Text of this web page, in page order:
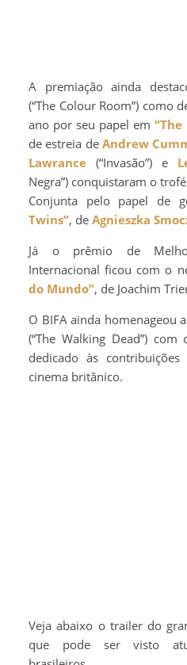
A premiação ainda
(“The Colour Room”) como
ano por seu papel em “The
de estreia de Andrew
Lawrance (“Invasão”) e
Negra”) conquistaram o
Conjunta pelo papel de
Twins”, de Agnieszka
Já o prêmio de
Internacional ficou com o
do Mundo”, de Joachim
O BIFA ainda homenageou
(“The Walking Dead”)
dedicado às
cinema britânico.
Veja abaixo o trailer do
que pode ser visto